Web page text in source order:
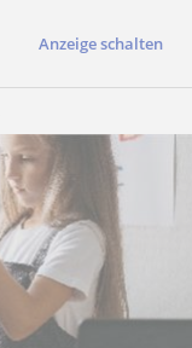
Anzeige schalten